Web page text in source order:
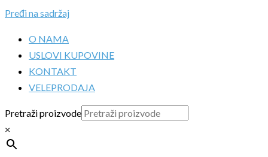
Pređi na sadržaj
O NAMA
USLOVI KUPOVINE
KONTAKT
VELEPRODAJA
Pretraži proizvode
×